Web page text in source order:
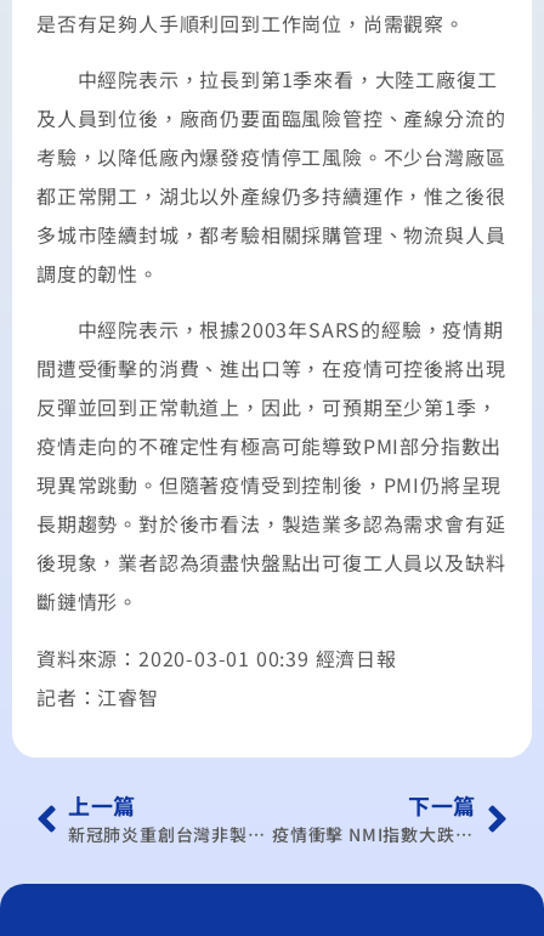
是否有足夠人手順利回到工作崗位，尚需觀察。
中經院表示，拉長到第1季來看，大陸工廠復工
及人員到位後，廠商仍要面臨風險管控、產線分流的
考驗，以降低廠內爆發疫情停工風險。不少台灣廠區
都正常開工，湖北以外產線仍多持續運作，惟之後很
多城市陸續封城，都考驗相關採購管理、物流與人員
調度的韌性。
中經院表示，根據2003年SARS的經驗，疫情期
間遭受衝擊的消費、進出口等，在疫情可控後將出現
反彈並回到正常軌道上，因此，可預期至少第1季，
疫情走向的不確定性有極高可能導致PMI部分指數出
現異常跳動。但隨著疫情受到控制後，PMI仍將呈現
長期趨勢。對於後市看法，製造業多認為需求會有延
後現象，業者認為須盡快盤點出可復工人員以及缺料
斷鏈情形。
資料來源：2020-03-01 00:39 經濟日報
記者：江睿智
上一篇
新冠肺炎重創台灣非製造業 2月NMI創下最大跌幅
下一篇
疫情衝擊 NMI指數大跌產業憂斷鏈急拉貨 2月PMI擴張加快